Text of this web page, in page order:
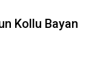
Kollu Bayan